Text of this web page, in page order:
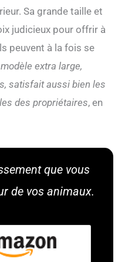
Sa grande taille et
judicieux pour offrir à
peuvent à la fois se
extra large,
satisfait aussi bien les
des propriétaires, en
que vous
de vos animaux.